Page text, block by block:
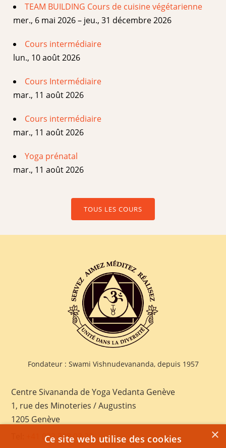
TEAM BUILDING Cours de cuisine végétarienne
mer., 6 mai 2026 – jeu., 31 décembre 2026
Cours intermédiaire
lun., 10 août 2026
Cours Intermédiaire
mar., 11 août 2026
Cours intermédiaire
mar., 11 août 2026
Yoga prénatal
mar., 11 août 2026
TOUS LES COURS
Fondateur : Swami Vishnudevananda, depuis 1957
Centre Sivananda de Yoga Vedanta Genève
1, rue des Minoteries / Augustins
1205 Genève
+41 022 328 03 28 ×
Ce site web utilise des cookies